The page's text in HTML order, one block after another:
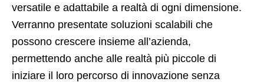
versatile e adattabile a realtà di ogni dimensione.
Verranno presentate soluzioni scalabili che
possono crescere insieme all’azienda,
permettendo anche alle realtà più piccole di
iniziare il loro percorso di innovazione senza